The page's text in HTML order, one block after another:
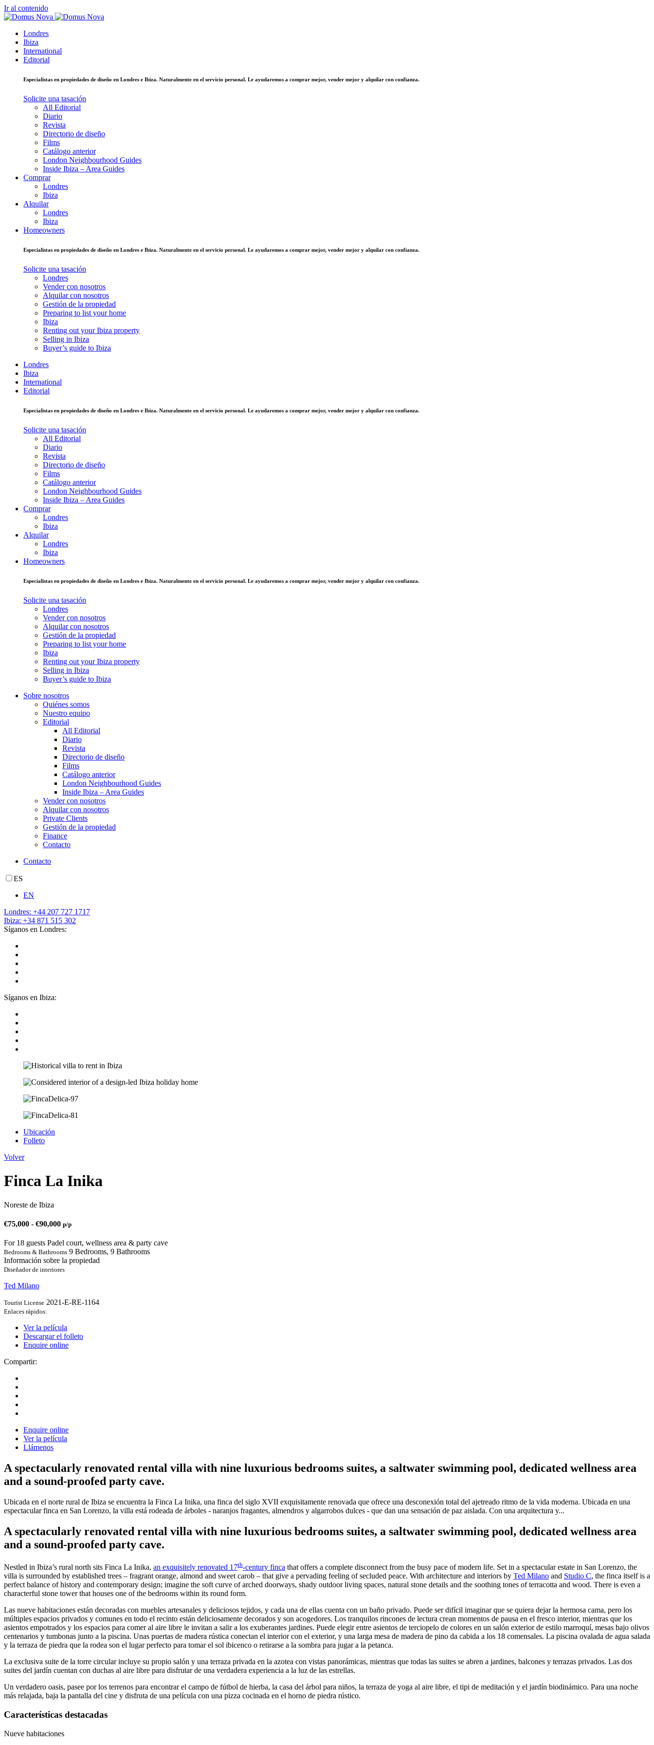
Ir al contenido
Londres
Ibiza
International
Editorial
Especialistas en propiedades de diseño en Londres e Ibiza. Naturalmente en el servicio personal. Le ayudaremos a comprar mejor, vender mejor y alquilar con confianza.
Solicite una tasación
All Editorial
Diario
Revista
Directorio de diseño
Films
Catálogo anterior
London Neighbourhood Guides
Inside Ibiza – Area Guides
Comprar
Londres
Ibiza
Alquilar
Londres
Ibiza
Homeowners
Especialistas en propiedades de diseño en Londres e Ibiza. Naturalmente en el servicio personal. Le ayudaremos a comprar mejor, vender mejor y alquilar con confianza.
Solicite una tasación
Londres
Vender con nosotros
Alquilar con nosotros
Gestión de la propiedad
Preparing to list your home
Ibiza
Renting out your Ibiza property
Selling in Ibiza
Buyer’s guide to Ibiza
Londres
Ibiza
International
Editorial
Especialistas en propiedades de diseño en Londres e Ibiza. Naturalmente en el servicio personal. Le ayudaremos a comprar mejor, vender mejor y alquilar con confianza.
Solicite una tasación
All Editorial
Diario
Revista
Directorio de diseño
Films
Catálogo anterior
London Neighbourhood Guides
Inside Ibiza – Area Guides
Comprar
Londres
Ibiza
Alquilar
Londres
Ibiza
Homeowners
Especialistas en propiedades de diseño en Londres e Ibiza. Naturalmente en el servicio personal. Le ayudaremos a comprar mejor, vender mejor y alquilar con confianza.
Solicite una tasación
Londres
Vender con nosotros
Alquilar con nosotros
Gestión de la propiedad
Preparing to list your home
Ibiza
Renting out your Ibiza property
Selling in Ibiza
Buyer’s guide to Ibiza
Sobre nosotros
Quiénes somos
Nuestro equipo
Editorial
All Editorial
Diario
Revista
Directorio de diseño
Films
Catálogo anterior
London Neighbourhood Guides
Inside Ibiza – Area Guides
Vender con nosotros
Alquilar con nosotros
Private Clients
Gestión de la propiedad
Finance
Contacto
Contacto
ES
EN
Londres: +44 207 727 1717
Ibiza: +34 871 515 302
Síganos en Londres:
Síganos en Ibiza:
Ubicación
Folleto
Volver
Finca La Inika
Noreste de Ibiza
€75,000 - €90,000 p/p
For 18 guests Padel court, wellness area & party cave
Bedrooms & Bathrooms 9 Bedrooms, 9 Bathrooms
Información sobre la propiedad
Diseñador de interiores
Ted Milano
Tourist License 2021-E-RE-1164
Enlaces rápidos:
Ver la película
Descargar el folleto
Enquire online
Compartir:
Enquire online
Ver la película
Llámenos
A spectacularly renovated rental villa with nine luxurious bedrooms suites, a saltwater swimming pool, dedicated wellness area
and a sound-proofed party cave.
Ubicada en el norte rural de Ibiza se encuentra la Finca La Inika, una finca del siglo XVII exquisitamente renovada que ofrece una desconexión total del ajetreado ritmo de la vida moderna. Ubicada en una
espectacular finca en San Lorenzo, la villa está rodeada de árboles - naranjos fragantes, almendros y algarrobos dulces - que dan una sensación de paz aislada. Con una arquitectura y...
A spectacularly renovated rental villa with nine luxurious bedrooms suites, a saltwater swimming pool, dedicated wellness area
and a sound-proofed party cave.
Nestled in Ibiza’s rural north sits Finca La Inika, an exquisitely renovated 17th-century finca that offers a complete disconnect from the busy pace of modern life. Set in a spectacular estate in San Lorenzo, the
villa is surrounded by established trees ­­– fragrant orange, almond and sweet carob – that give a pervading feeling of secluded peace. With architecture and interiors by Ted Milano and Studio C, the finca itself is a
perfect balance of history and contemporary design; imagine the soft curve of arched doorways, shady outdoor living spaces, natural stone details and the soothing tones of terracotta and wood. There is even a
characterful stone tower that houses one of the bedrooms within its round form.
Las nueve habitaciones están decoradas con muebles artesanales y deliciosos tejidos, y cada una de ellas cuenta con un baño privado. Puede ser difícil imaginar que se quiera dejar la hermosa cama, pero los
múltiples espacios privados y comunes en todo el recinto están deliciosamente decorados y son acogedores. Los tranquilos rincones de lectura crean momentos de pausa en el fresco interior, mientras que los
asientos empotrados y los espacios para comer al aire libre le invitan a salir a los exuberantes jardines. Puede elegir entre asientos de terciopelo de colores en un salón exterior de estilo marroquí, mesas bajo olivos
centenarios y tumbonas junto a la piscina. Unas puertas de madera rústica conectan el interior con el exterior, y una larga mesa de madera de pino da cabida a los 18 comensales. La piscina ovalada de agua salada
y la terraza de piedra que la rodea son el lugar perfecto para tomar el sol ibicenco o retirarse a la sombra para jugar a la petanca.
La exclusiva suite de la torre circular incluye su propio salón y una terraza privada en la azotea con vistas panorámicas, mientras que todas las suites se abren a jardines, balcones y terrazas privados. Las dos
suites del jardín cuentan con duchas al aire libre para disfrutar de una verdadera experiencia a la luz de las estrellas.
Un verdadero oasis, pasee por los terrenos para encontrar el campo de fútbol de hierba, la casa del árbol para niños, la terraza de yoga al aire libre, el tipi de meditación y el jardín biodinámico. Para una noche
más relajada, baja la pantalla del cine y disfruta de una película con una pizza cocinada en el horno de piedra rústico.
Características destacadas
Nueve habitaciones